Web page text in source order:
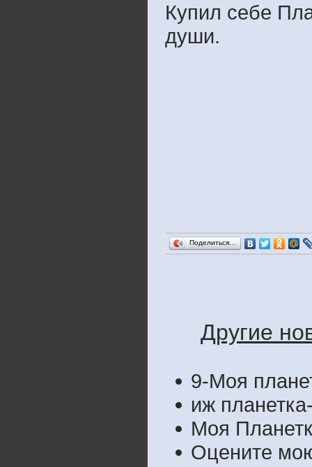
Купил себе
души.
Поделиться…
Другие
9-Моя
иж
Моя
Оцените